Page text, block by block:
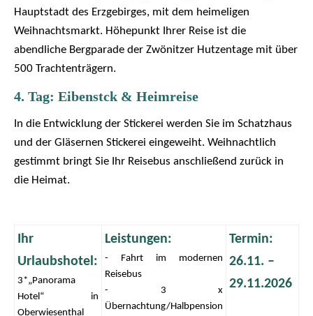
Hauptstadt des Erzgebirges, mit dem heimeligen
Weihnachtsmarkt. Höhepunkt Ihrer Reise ist die
abendliche Bergparade der Zwönitzer Hutzentage mit über
500 Trachtenträgern.
4. Tag: Eibenstck & Heimreise
In die Entwicklung der Stickerei werden Sie im Schatzhaus
und der Gläsernen Stickerei eingeweiht. Weihnachtlich
gestimmt bringt Sie Ihr Reisebus anschließend zurück in
die Heimat.
Ihr
Urlaubshotel:
3*„Panorama
Hotel“ in
Oberwiesenthal
Leistungen:
- Fahrt im modernen
Reisebus
- 3 x
Übernachtung/Halbpension
Termin:
26.11. –
29.11.2026